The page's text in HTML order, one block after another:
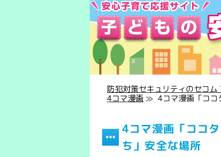
防犯対策セキュリティのセコム
4コマ漫画 ≫ 4コマ漫画「ココ
4コマ漫画「ココ
ち」安全な場所